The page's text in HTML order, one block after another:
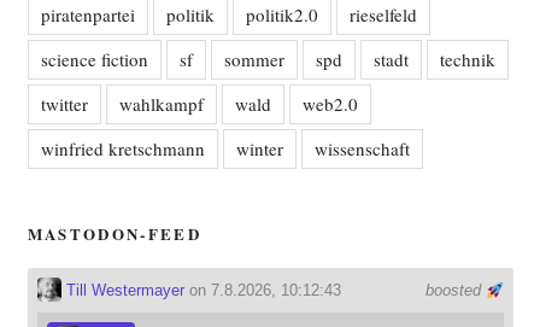
piratenpartei
politik politik2.0
rieselfeld
science fiction
sf sommer spd stadt
technik
twitter
wahlkampf wald
web2.0
winfried kretschmann
winter wissenschaft
MASTODON-FEED
boosted
Till Westermayeron 7.8.2026, 10:12:43